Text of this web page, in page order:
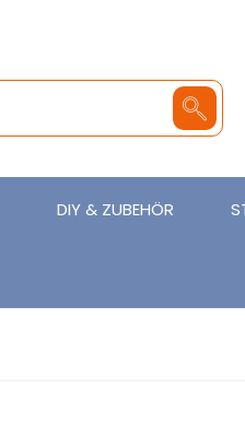
DIY & ZUBEHÖR